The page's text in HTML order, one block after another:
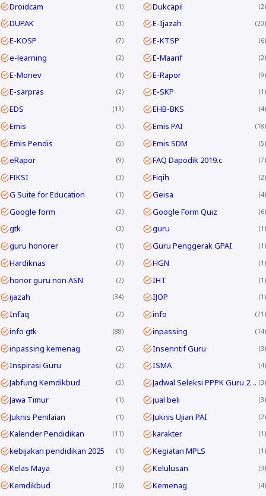
Droidcam 1 Dukcapil 2
DUPAK 3 E-Ijazah 20
E-KOSP 7 E-KTSP 6
e-learning 2 E-Maarif 2
E-Monev 1 E-Rapor 9
E-sarpras 2 E-SKP 1
EDS 13 EHB-BKS 4
Emis 5 Emis PAI 18
Emis Pendis 5 Emis SDM 5
eRapor 9 FAQ Dapodik 2019.c 7
FIKSI 3 Fiqih 2
G Suite for Education 1 Geisa 4
Google form 2 Google Form Quiz 6
gtk 3 guru 1
guru honorer 1 Guru Penggerak GPAI 1
Hardiknas 2 HGN 1
honor guru non ASN 2 IHT 1
ijazah 34 IJOP 1
Infaq 2 info 21
info gtk 88 inpassing 14
inpassing kemenag 2 Insenntif Guru 3
Inspirasi Guru 2 ISMA 4
Jabfung Kemdikbud 5 Jadwal Seleksi PPPK Guru 2024 3
Jawa Timur 1 jual beli 3
Juknis Penilaian 1 Juknis Ujian PAI 2
Kalender Pendidikan 11 karakter 1
kebijakan pendidikan 2025 1 Kegiatan MPLS 1
Kelas Maya 3 Kelulusan 3
Kemdikbud 16 Kemenag 4